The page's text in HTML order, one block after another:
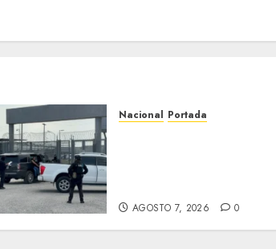
Nacional Portada
AGOSTO 7, 2026 0